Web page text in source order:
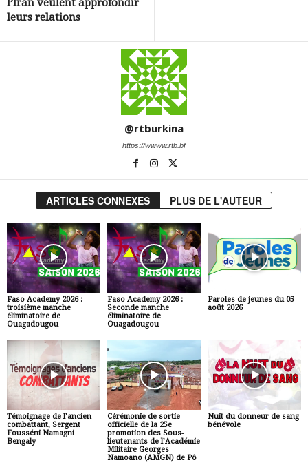
l’Iran veulent approfondir
leurs relations
@rtburkina
https://wwww.rtb.bf
ARTICLES CONNEXES PLUS DE L'AUTEUR
Faso Academy 2026 :
troisième manche
éliminatoire de
Ouagadougou
Faso Academy 2026 :
Seconde manche
éliminatoire de
Ouagadougou
Paroles de jeunes du 05
août 2026
Témoignage de l’ancien
combattant, Sergent
Fousséni Namagni
Bengaly
Cérémonie de sortie
officielle de la 25e
promotion des Sous-
lieutenants de l’Académie
Militaire Georges
Namoano (AMGN) de Pô
Nuit du donneur de sang
bénévole